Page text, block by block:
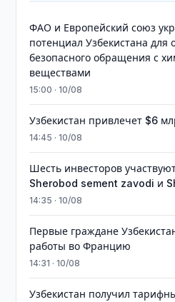
ФАО и Европейский союз
потенциал Узбекистана для
безопасного обращения с
веществами
15:00 · 10/08
Узбекистан привлечет $6
14:45 · 10/08
Шесть инвесторов
Sherobod sement zavodi и
14:35 · 10/08
Первые граждане
работы во Францию
14:31 · 10/08
Узбекистан получил